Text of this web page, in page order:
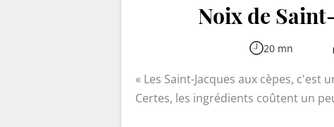
Noix de
20 mn
Les Saint-Jacques aux cèpes,
Certes, les ingrédients coûtent un